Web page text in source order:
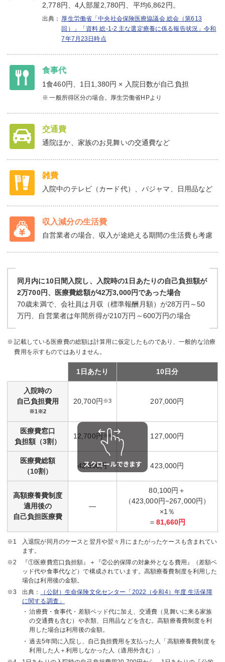
2,778円、4人部屋2,780円、平均6,862円。
厚生労働省「中央社会保険医療協議会 総会（第613
回）」
「資料 総-1-2 主な選定療養に係る報告状況」令和
7年7月23日時点
食事代
1食460円、1日1,380円 × 入院日数が自己負担
一般所得区分の場合。厚生労働省HPより
交通費
通院ほか、家族のお見舞いの交通費など
雑費
入院中のテレビ（カード代）、パジャマ、日用品など
収入減分の生活費
自営業者の場合、収入が途絶える期間の生活費も考慮
同月内に10日間入院し、入院時の1日あたりの自己負担額が
2万700円、医療費総額が42万3,000円であった場合
70歳未満で、会社員は月収（標準報酬月額）が28万円～50
万円、 自営業者は年間所得が210万円～600万円の場合
記載している医療費の総額は計算用に仮定したものであり、一般的な治療
費用を示すものではありません。
1日あたり 10日分
入院時の
自己負担費用
※1※2
20,700円 ※3 207,000円
医療費窓口
負担額（3割）
12,700円 ※4 127,000円
医療費総額
（10割）
42,300円 423,000円
高額療養費制度
適用後の
自己負担医療費
―
80,100円＋
（423,000円−267,000円）
×1％
＝ 81,660円
入退院が同月のケースと翌月や翌々月にまたがったケースも含まれてい
ます。
『①医療費窓口負担額』＋『②公的保障の対象外となる費用』（差額ベ
ッド代や食事代など）で構成されています。高額療養費制度を利用した
場合は利用後の金額。
出典：
（公財）生命保険文化センター「2022（令和4）年度 生活保障
に関する調査」
治療費・食事代・差額ベッド代に加え、交通費（見舞いに来る家族
の交通費も含む）や衣類、日用品などを含む。高額療養費制度を利
用した場合は利用後の金額。
過去5年間に入院し、自己負担費用を支払った人「高額療養費制度を
利用した人＋利用しなかった人（適用外含む）」